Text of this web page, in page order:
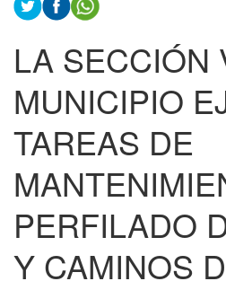
LA SECCIÓN
MUNICIPIO
TAREAS DE
PERFILADO
Y CAMINOS